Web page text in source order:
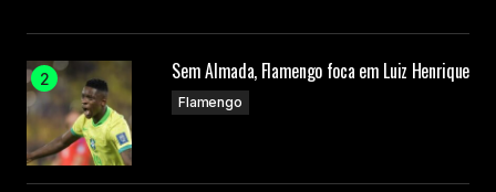
Sem Almada, Flamengo foca em Luiz Henrique
Flamengo